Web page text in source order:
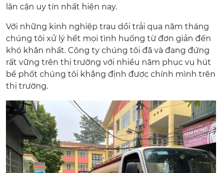
lân cận uy tín nhất hiện nay.
Với những kinh nghiệp trau dồi trải qua năm tháng
chúng tôi xử lý hết mọi tình huống từ đơn giản đến
khó khăn nhất. Công ty chúng tôi đã và đang đứng
rất vững trên thị trường với nhiều năm phục vụ hút
bể phốt chúng tôi khẳng định được chính mình trên
thị trường.